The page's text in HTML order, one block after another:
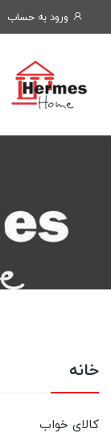
ورود به حساب
خانه
کالای خواب